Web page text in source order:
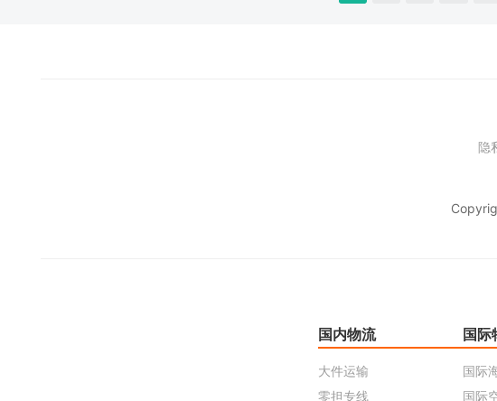
隐
国内物流
大件运输
零担专线
国际
国际
国际